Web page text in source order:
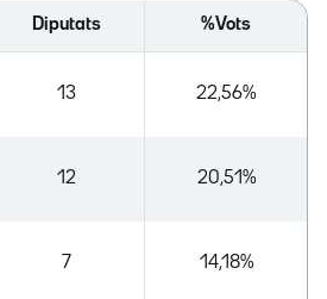
Diputats %Vots
13 22,56%
12 20,51%
7 14,18%